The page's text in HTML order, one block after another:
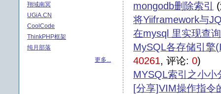
mongodb删除索引
将Yiiframework与
在mysql 里实现查
MySQL各存储引擎
40261, 评论: 0)
MYSQL索引之小小
[分享]VIM操作指令
翔域南冥
UGiA.CN
CoolCode
ThinkPHP框架
纯月部落
更多...